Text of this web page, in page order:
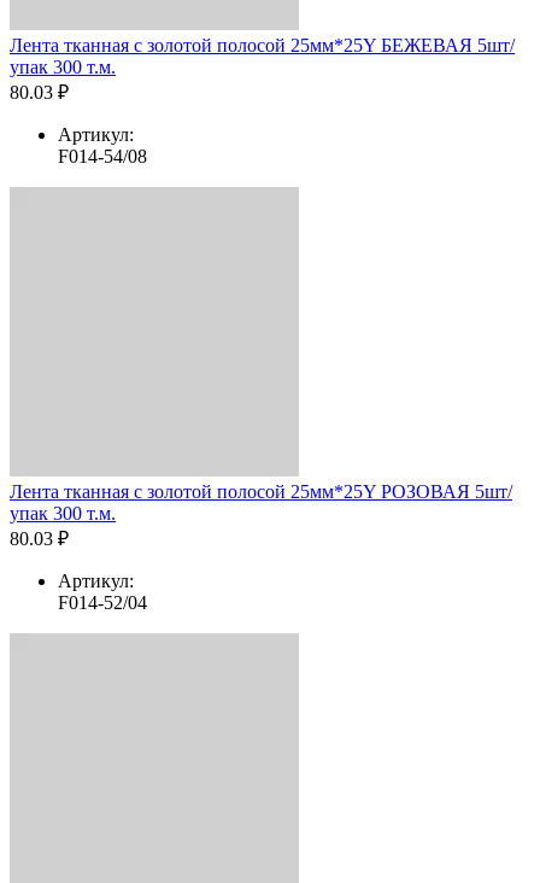
Лента тканная с золотой полосой 25мм*25Y БЕЖЕВАЯ 5шт/
упак 300 т.м.
80.03 ₽
Артикул:
F014-54/08
Лента тканная с золотой полосой 25мм*25Y РОЗОВАЯ 5шт/
упак 300 т.м.
80.03 ₽
Артикул:
F014-52/04